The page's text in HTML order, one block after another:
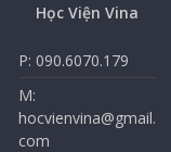
Học Viện Vina
P: 090.6070.179
M:
hocvienvina@gmail.
com